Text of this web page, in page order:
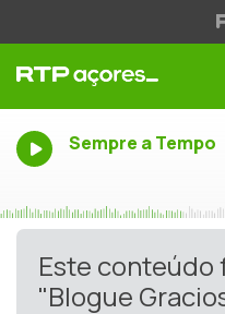
Sempre a Tempo
Este conteúdo
"Blogue